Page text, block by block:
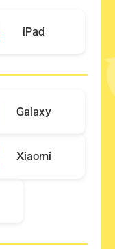
iPad
Galaxy
Xiaomi